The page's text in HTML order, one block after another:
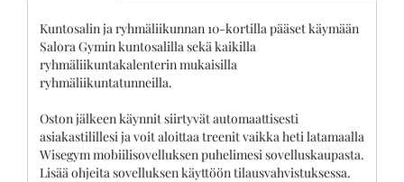
Kuntosalin ja ryhmäliikunnan 10-kortilla pääset käymään
Salora Gymin kuntosalilla sekä kaikilla
ryhmäliikuntakalenterin mukaisilla
ryhmäliikuntatunneilla.
Oston jälkeen käynnit siirtyvät automaattisesti
asiakastilillesi ja voit aloittaa treenit vaikka heti latamaalla
Wisegym mobiilisovelluksen puhelimesi sovelluskaupasta.
Lisää ohjeita sovelluksen käyttöön tilausvahvistuksessa.